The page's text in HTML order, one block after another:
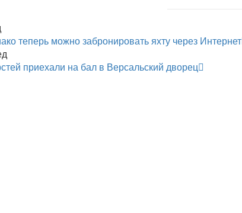
теперь можно забронировать яхту через Интернет
приехали на бал в Версальский дворец